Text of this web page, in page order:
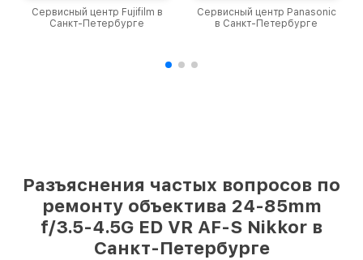
Сервисный центр Fujifilm в
Санкт-Петербурге
Сервисный центр Panasonic
в Санкт-Петербурге
Разъяснения частых вопросов по
ремонту объектива 24-85mm
f/3.5-4.5G ED VR AF-S Nikkor в
Санкт-Петербурге